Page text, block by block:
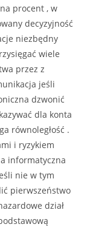
procent , w
decyzyjność
niezbędny
wiele
przez z
jeśli
dzwonić
dla konta
równoległość .
i ryzykiem
informatyczna
nie w tym
pierwszeństwo
dział